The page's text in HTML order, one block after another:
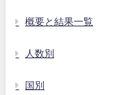
概要と結果一覧
人数別
国別